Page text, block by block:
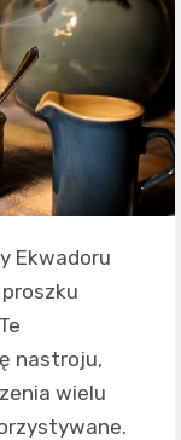
Ekwadoru
nastroju,
wielu